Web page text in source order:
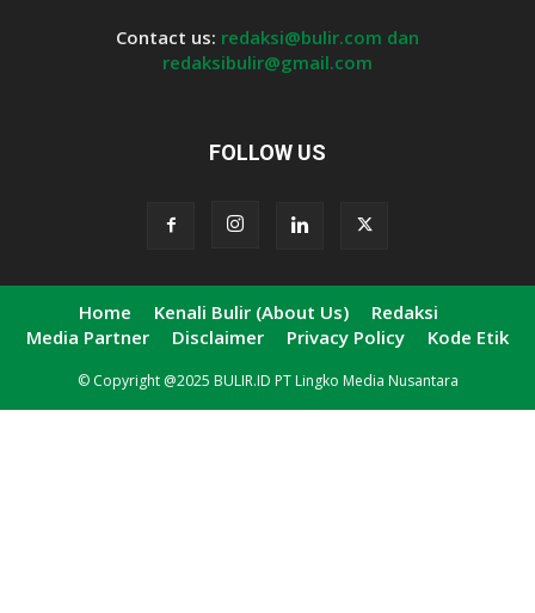
Contact us: redaksi@bulir.com dan
redaksibulir@gmail.com
FOLLOW US
Home Kenali Bulir (About Us)
Redaksi
Media Partner
Disclaimer Privacy Policy Kode Etik
© Copyright @2025 BULIR.ID PT Lingko Media Nusantara